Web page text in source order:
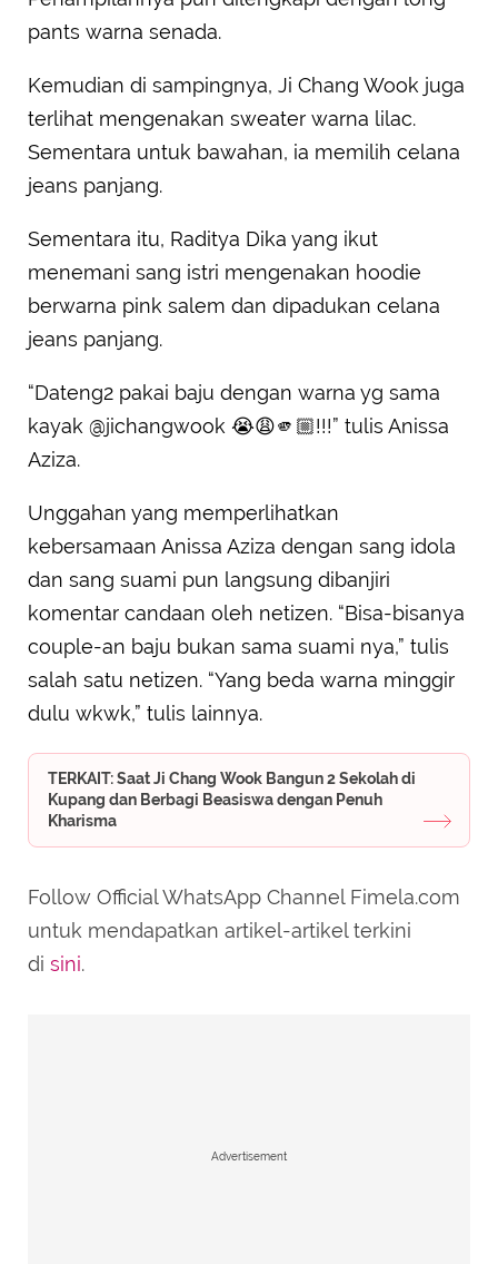
pants warna senada.
Kemudian di sampingnya, Ji Chang Wook juga
terlihat mengenakan sweater warna lilac.
Sementara untuk bawahan, ia memilih celana
jeans panjang.
Sementara itu, Raditya Dika yang ikut
menemani sang istri mengenakan hoodie
berwarna pink salem dan dipadukan celana
jeans panjang.
“Dateng2 pakai baju dengan warna yg sama
kayak @jichangwook 😭😩🫵🏼!!!” tulis Anissa
Aziza.
Unggahan yang memperlihatkan
kebersamaan Anissa Aziza dengan sang idola
dan sang suami pun langsung dibanjiri
komentar candaan oleh netizen. “Bisa-bisanya
couple-an baju bukan sama suami nya,” tulis
salah satu netizen. “Yang beda warna minggir
dulu wkwk,” tulis lainnya.
TERKAIT: Saat Ji Chang Wook Bangun 2 Sekolah di
Kupang dan Berbagi Beasiswa dengan Penuh
Kharisma
Follow Official WhatsApp Channel Fimela.com
untuk mendapatkan artikel-artikel terkini
di sini.
Advertisement